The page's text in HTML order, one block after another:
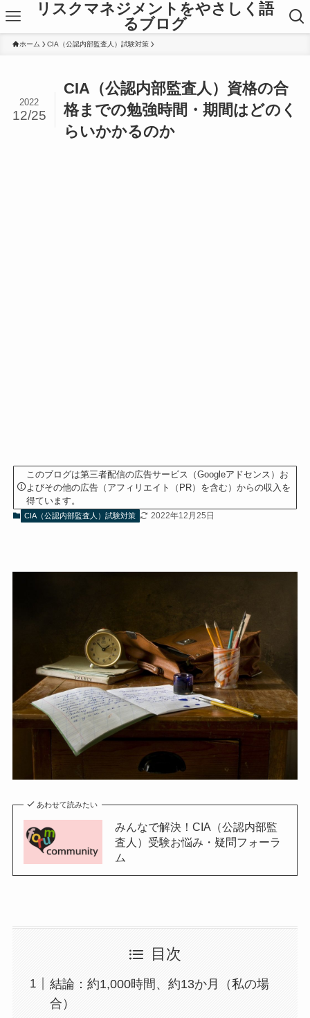
リスクマネジメントをやさしく語
るブログ
ホーム CIA（公認内部監査人）試験対策
CIA（公認内部監査人）資格の合
格までの勉強時間・期間はどのく
らいかかるのか
2022
12/25
このブログは第三者配信の広告サービス（Googleアドセンス）お
よびその他の広告（アフィリエイト（PR）を含む）からの収入を
得ています。
CIA（公認内部監査人）試験対策 2022年12月25日
あわせて読みたい
みんなで解決！CIA（公認内部監
査人）受験お悩み・疑問フォーラ
ム
目次
結論：約1,000時間、約13か月（私の場
合）